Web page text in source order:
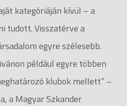
kategóriáján kívül – a
tudott. Visszatérve a
egyre szélesebb.
például egyre többen
klubok mellett” –
a Magyar Szkander